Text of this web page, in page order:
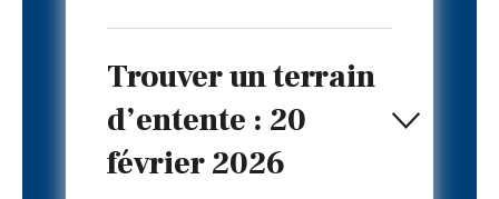
Trouver un terrain
d’entente : 20
février 2026